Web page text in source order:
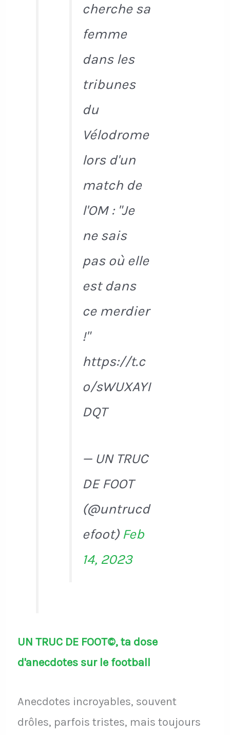
cherche sa
femme
dans les
tribunes
du
Vélodrome
lors d'un
match de
l'OM : "Je
ne sais
pas où elle
est dans
ce merdier
!"
https://t.c
o/sWUXAYI
DQT
— UN TRUC
DE FOOT
(@untrucd
efoot) Feb
14, 2023
UN TRUC DE FOOT©, ta dose
d'anecdotes sur le football
Anecdotes incroyables, souvent
drôles, parfois tristes, mais toujours